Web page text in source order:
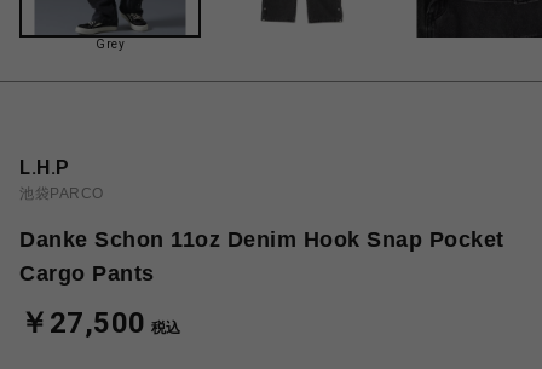
Grey
L.H.P
池袋PARCO
Danke Schon 11oz Denim Hook Snap Pocket
Cargo Pants
￥27,500 税込